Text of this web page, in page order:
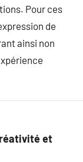
Pour ces
de
ainsi non
et